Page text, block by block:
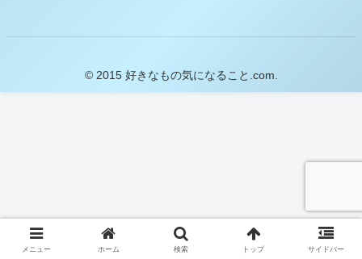
© 2015 好きなもの気になること.com.
メニュー ホーム 検索 トップ サイドバー